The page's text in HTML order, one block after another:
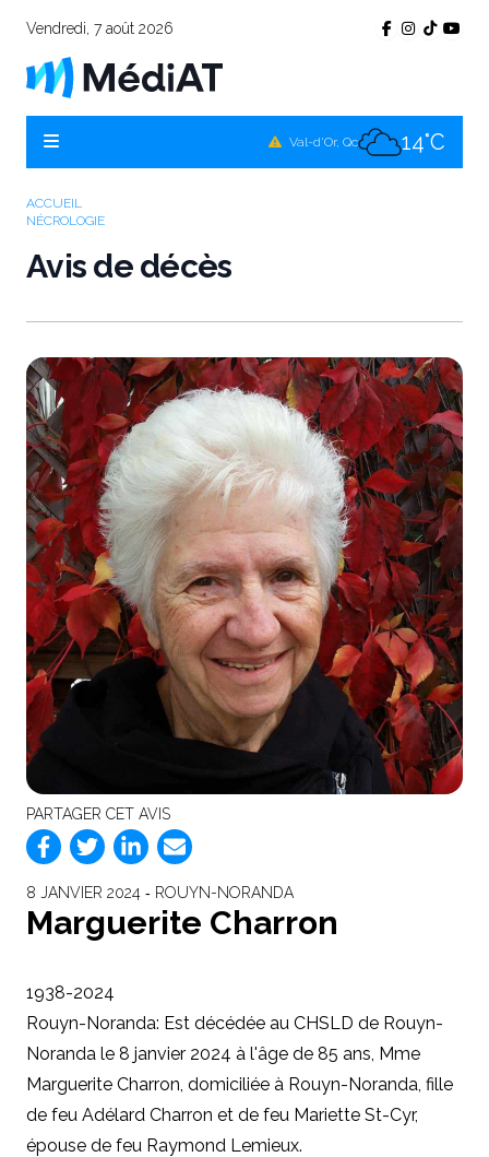
Vendredi, 7 août 2026
Val-d'Or, Qc 14°C
ACCUEIL
NÉCROLOGIE
Avis de décès
PARTAGER CET AVIS
8 JANVIER 2024 ‐ ROUYN-NORANDA
Marguerite Charron
1938-2024
Rouyn-Noranda: Est décédée au CHSLD de Rouyn-
Noranda le 8 janvier 2024 à l'âge de 85 ans, Mme
Marguerite Charron, domiciliée à Rouyn-Noranda, fille
de feu Adélard Charron et de feu Mariette St-Cyr,
épouse de feu Raymond Lemieux.